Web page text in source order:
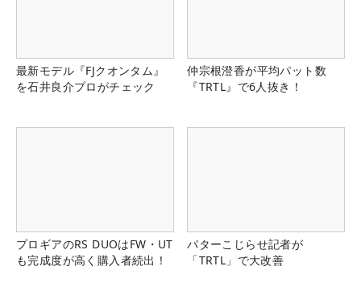
最新モデル『FJクオンタム』
を石井良介プロがチェック
仲宗根澄香が平均パット数
『TRTL』で6人抜き！
プロギアのRS DUOはFW・UT
も完成度が高く購入者続出！
パターこじらせ記者が
「TRTL」で大改善